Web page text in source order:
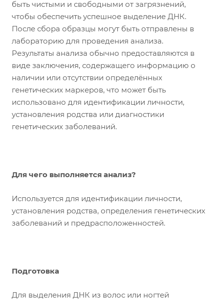
быть чистыми и свободными от загрязнений,
чтобы обеспечить успешное выделение ДНК.
После сбора образцы могут быть отправлены в
лабораторию для проведения анализа.
Результаты анализа обычно предоставляются в
виде заключения, содержащего информацию о
наличии или отсутствии определённых
генетических маркеров, что может быть
использовано для идентификации личности,
установления родства или диагностики
генетических заболеваний.
Для чего выполняется анализ?
Используется для идентификации личности,
установления родства, определения генетических
заболеваний и предрасположенностей.
Подготовка
Для выделения ДНК из волос или ногтей